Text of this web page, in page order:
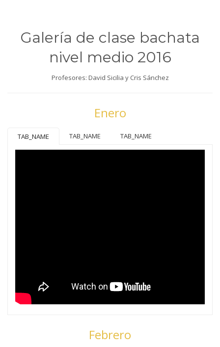
Galería de clase bachata
nivel medio 2016
Profesores: David Sicilia y Cris Sánchez
Enero
TAB_NAME TAB_NAME TAB_NAME
Febrero